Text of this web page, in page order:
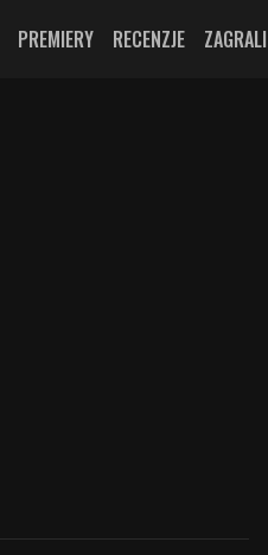
PREMIERY RECENZJE ZAGRALI